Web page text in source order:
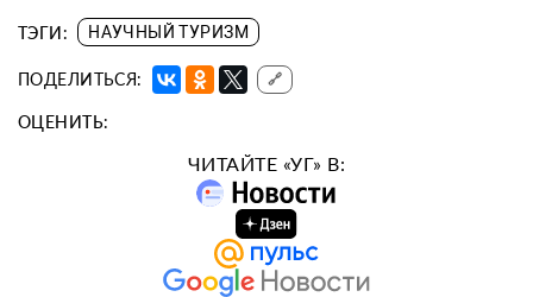
ТЭГИ: НАУЧНЫЙ ТУРИЗМ
ПОДЕЛИТЬСЯ: 🔗
ОЦЕНИТЬ:
ЧИТАЙТЕ «УГ» В: